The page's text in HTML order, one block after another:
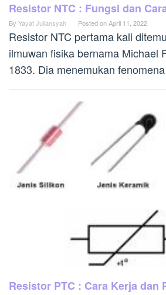
Resistor NTC : Fungsi dan
By Yayat Juliansyah Posted onApril 11, 2022
Resistor NTC pertama kali
ilmuwan fisika bernama Michael
1833. Dia menemukan
Resistor PTC : Cara Kerja dan